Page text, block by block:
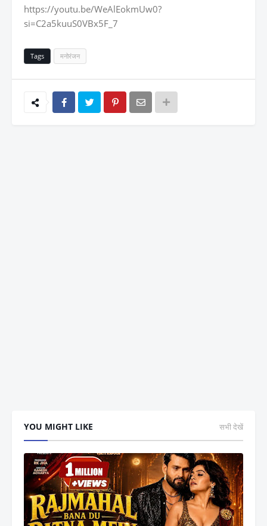
https://youtu.be/WeAlEokmUw0?
si=C2a5kuuS0VBx5F_7
Tags मनोरंजन
YOU MIGHT LIKE सभी देखें